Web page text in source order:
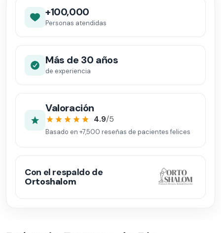
+100,000
Personas atendidas
Más de 30 años
de experiencia
Valoración
4.9/5
Basado en +7,500 reseñas de pacientes felices
Con el respaldo de
Ortoshalom